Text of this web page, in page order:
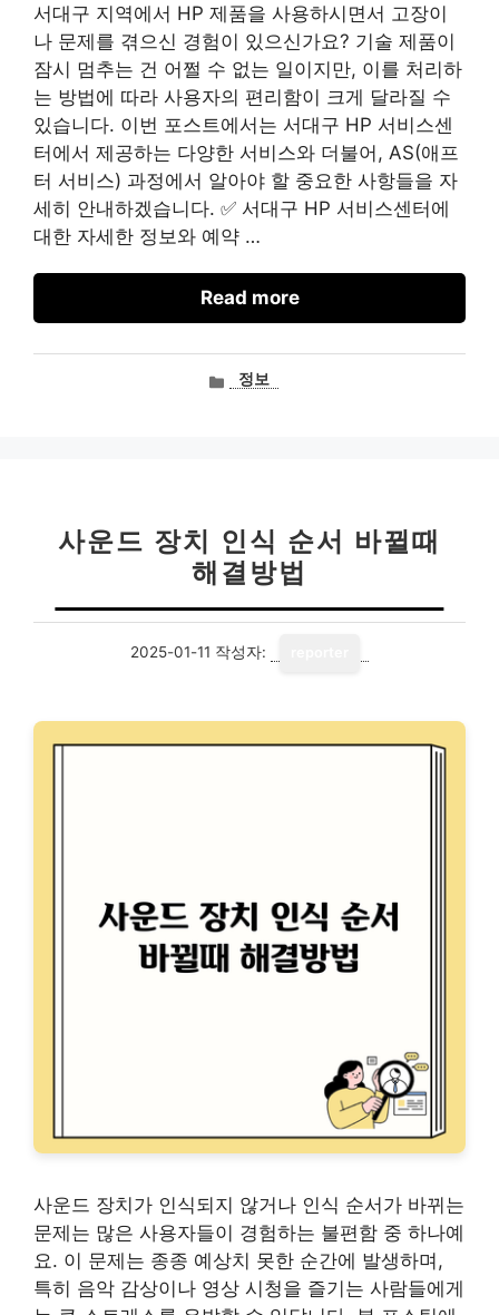
서대구 지역에서 HP 제품을 사용하시면서 고장이
나 문제를 겪으신 경험이 있으신가요? 기술 제품이
잠시 멈추는 건 어쩔 수 없는 일이지만, 이를 처리하
는 방법에 따라 사용자의 편리함이 크게 달라질 수
있습니다. 이번 포스트에서는 서대구 HP 서비스센
터에서 제공하는 다양한 서비스와 더불어, AS(애프
터 서비스) 과정에서 알아야 할 중요한 사항들을 자
세히 안내하겠습니다. ✅ 서대구 HP 서비스센터에
대한 자세한 정보와 예약 …
Read more
카정보
사운드 장치 인식 순서 바뀔때
해결방법
2025-01-11 작성자:
사운드 장치가 인식되지 않거나 인식 순서가 바뀌는
문제는 많은 사용자들이 경험하는 불편함 중 하나예
요. 이 문제는 종종 예상치 못한 순간에 발생하며,
특히 음악 감상이나 영상 시청을 즐기는 사람들에게